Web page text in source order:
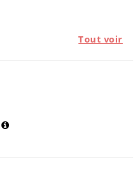
Tout voir